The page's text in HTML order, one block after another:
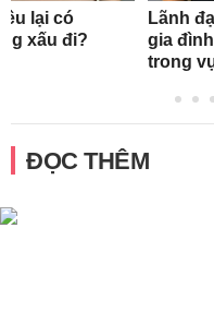
lại có
xấu đi?
Lãnh
gia
trong
ĐỌC THÊM